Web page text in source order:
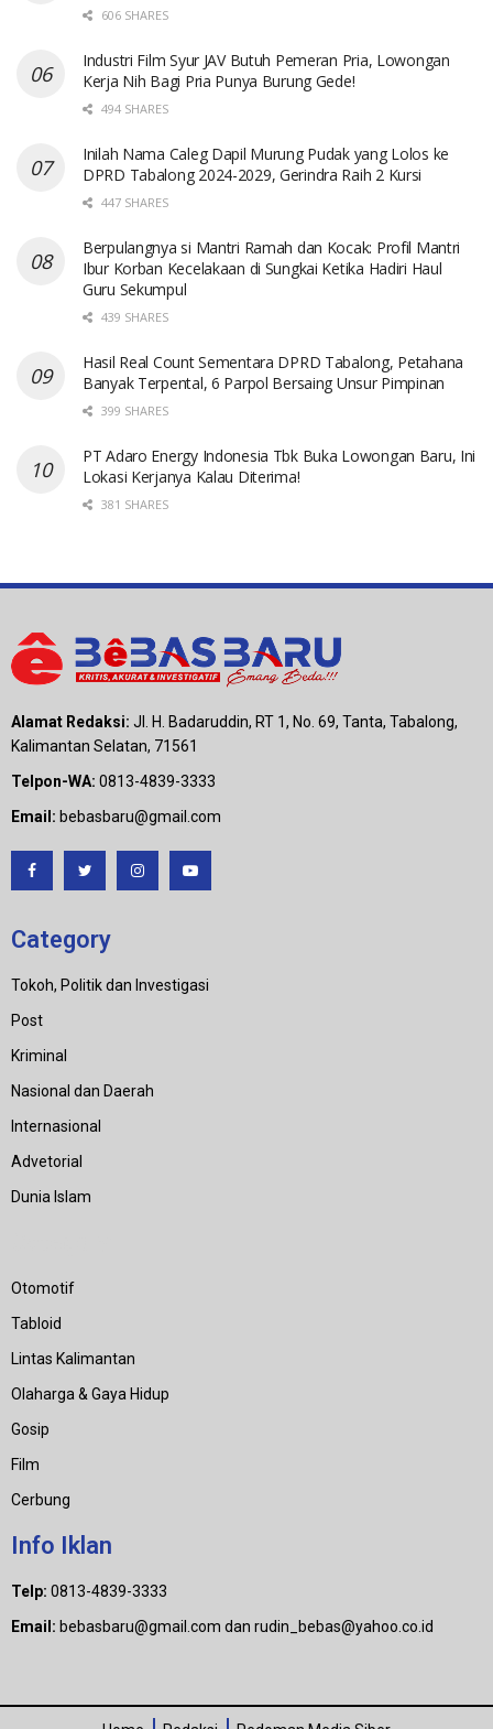
606 SHARES
Industri Film Syur JAV Butuh Pemeran Pria, Lowongan
Kerja Nih Bagi Pria Punya Burung Gede!
494 SHARES
Inilah Nama Caleg Dapil Murung Pudak yang Lolos ke
DPRD Tabalong 2024-2029, Gerindra Raih 2 Kursi
447 SHARES
Berpulangnya si Mantri Ramah dan Kocak: Profil Mantri
Ibur Korban Kecelakaan di Sungkai Ketika Hadiri Haul
Guru Sekumpul
439 SHARES
Hasil Real Count Sementara DPRD Tabalong, Petahana
Banyak Terpental, 6 Parpol Bersaing Unsur Pimpinan
399 SHARES
PT Adaro Energy Indonesia Tbk Buka Lowongan Baru, Ini
Lokasi Kerjanya Kalau Diterima!
381 SHARES
Alamat Redaksi: Jl. H. Badaruddin, RT 1, No. 69, Tanta, Tabalong,
Kalimantan Selatan, 71561
Telpon-WA: 0813-4839-3333
Email: bebasbaru@gmail.com
Category
Tokoh, Politik dan Investigasi
Post
Kriminal
Nasional dan Daerah
Internasional
Advetorial
Dunia Islam
Otomotif
Tabloid
Lintas Kalimantan
Olaharga & Gaya Hidup
Gosip
Film
Cerbung
Info Iklan
Telp: 0813-4839-3333
Email: bebasbaru@gmail.com dan rudin_bebas@yahoo.co.id